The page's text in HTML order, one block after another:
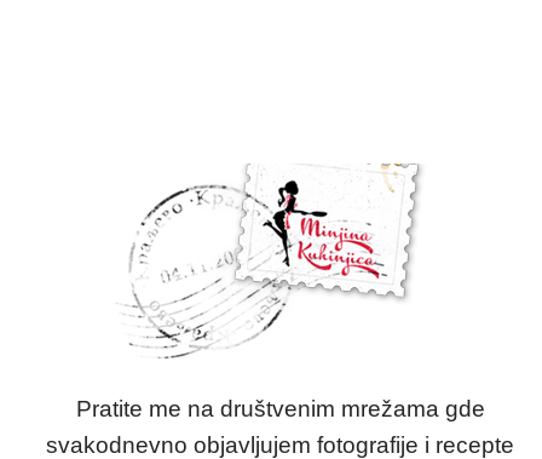
Pratite me na društvenim mrežama gde
svakodnevno objavljujem fotografije i recepte